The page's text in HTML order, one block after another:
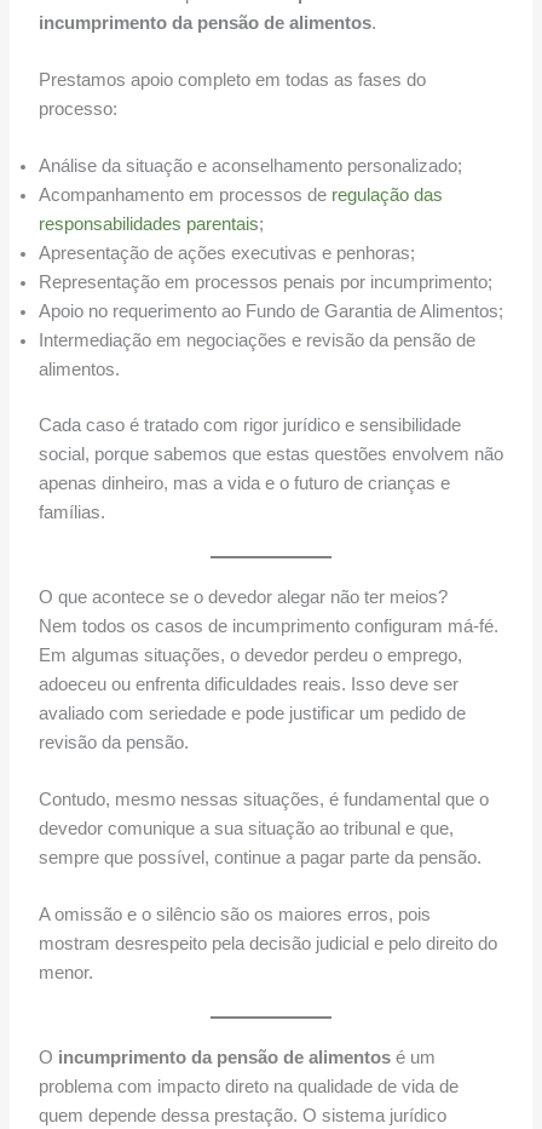
incumprimento da pensão de alimentos.
Prestamos apoio completo em todas as fases do
processo:
Análise da situação e aconselhamento personalizado;
Acompanhamento em processos de regulação das
responsabilidades parentais;
Apresentação de ações executivas e penhoras;
Representação em processos penais por incumprimento;
Apoio no requerimento ao Fundo de Garantia de Alimentos;
Intermediação em negociações e revisão da pensão de
alimentos.
Cada caso é tratado com rigor jurídico e sensibilidade
social, porque sabemos que estas questões envolvem não
apenas dinheiro, mas a vida e o futuro de crianças e
famílias.
O que acontece se o devedor alegar não ter meios?
Nem todos os casos de incumprimento configuram má-fé.
Em algumas situações, o devedor perdeu o emprego,
adoeceu ou enfrenta dificuldades reais. Isso deve ser
avaliado com seriedade e pode justificar um pedido de
revisão da pensão.
Contudo, mesmo nessas situações, é fundamental que o
devedor comunique a sua situação ao tribunal e que,
sempre que possível, continue a pagar parte da pensão.
A omissão e o silêncio são os maiores erros, pois
mostram desrespeito pela decisão judicial e pelo direito do
menor.
O incumprimento da pensão de alimentosé um
problema com impacto direto na qualidade de vida de
quem depende dessa prestação. O sistema jurídico